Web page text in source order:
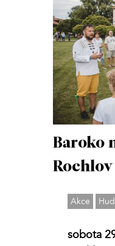
Baroko
Rochlov
Akce
sobota